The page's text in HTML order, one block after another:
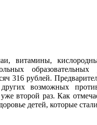
витамины,
образовательных
316 рублей.
возможных
второй раз. Как
детей, которые